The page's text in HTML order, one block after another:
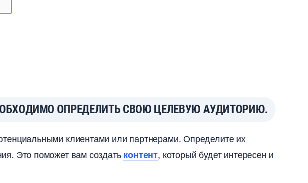
ОПРЕДЕЛИТЬ СВОЮ ЦЕЛЕВУЮ АУДИТОРИЮ.
клиентами или партнерами. Определите их
Это поможет вам создатьконтент, который будет интересен и